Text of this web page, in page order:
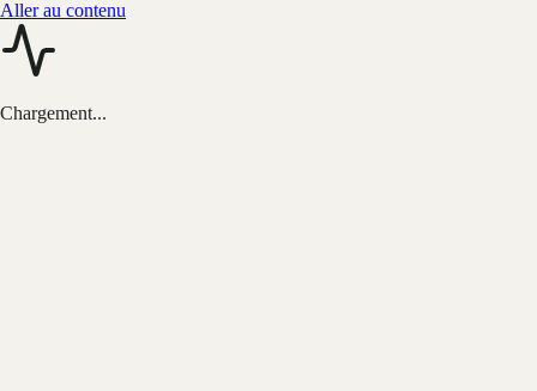
Aller au contenu
Chargement...